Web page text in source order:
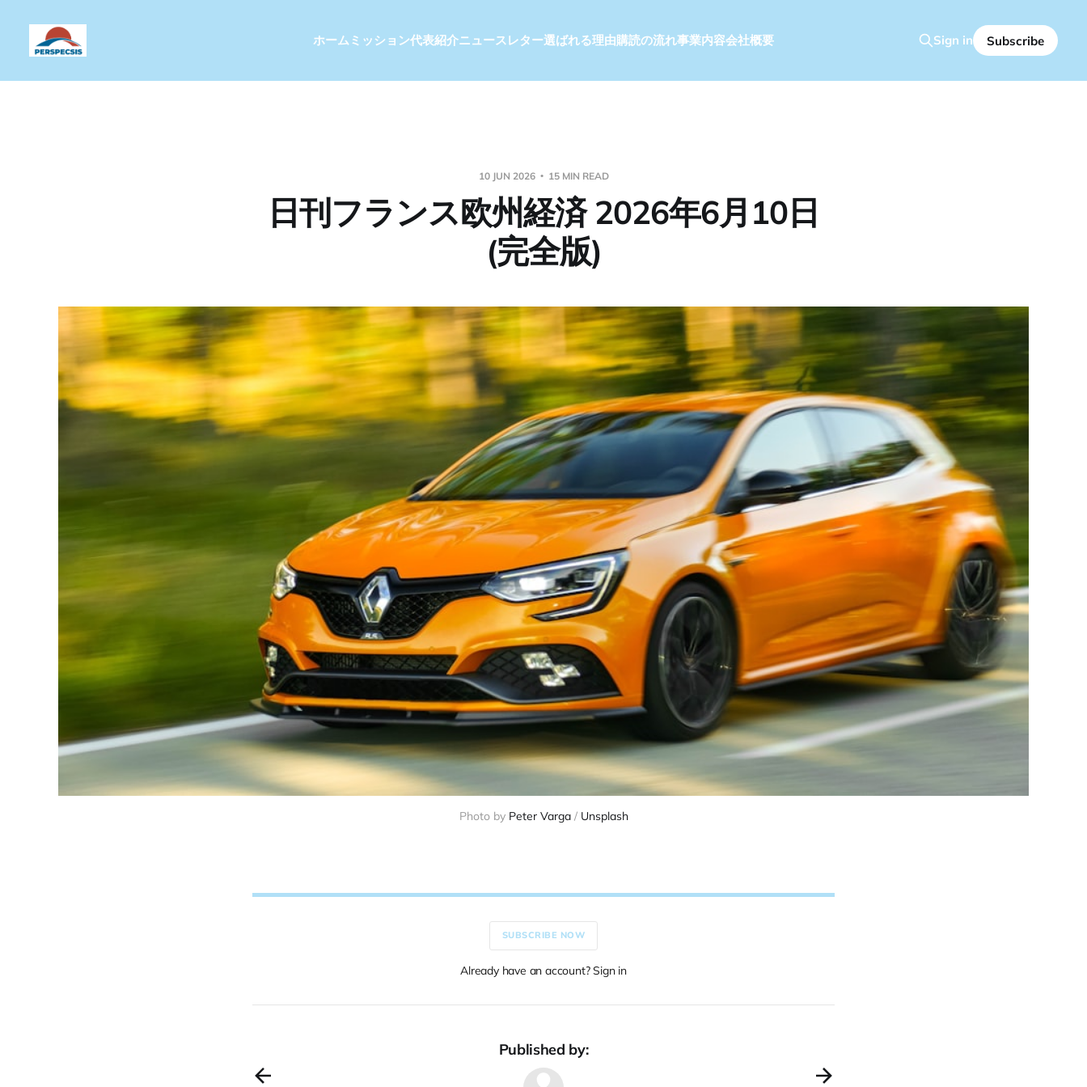
ホームミッション代表紹介ニュースレター選ばれる理由購読の流れ事業内容会社概要 Sign in Subscribe
10 JUN 2026 15 MIN READ
日刊フランス欧州経済 2026年6月10日
(完全版)
Photo by Peter Varga / Unsplash
SUBSCRIBE NOW
Already have an account? Sign in
Published by: